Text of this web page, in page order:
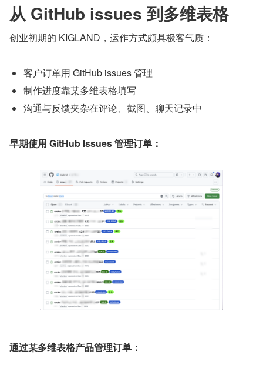
从 GitHub issues 到多维表格
创业初期的 KIGLAND，运作方式颇具极客气质：
客户订单用 GitHub issues 管理
制作进度靠某多维表格填写
沟通与反馈夹杂在评论、截图、聊天记录中
早期使用 GitHub Issues 管理订单：
通过某多维表格产品管理订单：